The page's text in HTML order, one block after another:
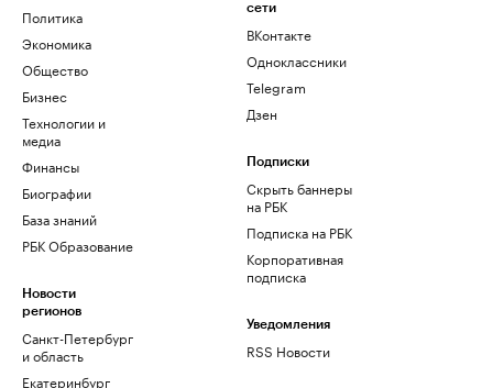
Политика
Экономика
Общество
Бизнес
Технологии и
медиа
Финансы
Биографии
База знаний
РБК Образование
Новости
регионов
Санкт-Петербург
и область
Екатеринбург
сети
ВКонтакте
Одноклассники
Telegram
Дзен
Подписки
Скрыть баннеры
на РБК
Подписка на РБК
Корпоративная
подписка
Уведомления
RSS Новости